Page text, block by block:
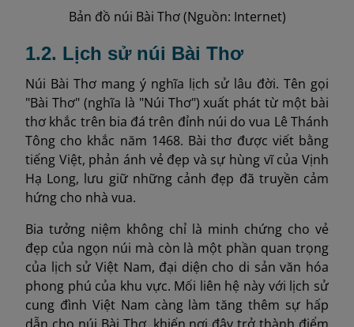
Bản đồ núi Bài Thơ (Nguồn: Internet)
1.2. Lịch sử núi Bài Thơ
Núi Bài Thơ mang ý nghĩa lịch sử lâu đời. Tên gọi
"Bài Thơ" (nghĩa là "Núi Thơ") xuất phát từ một bài
thơ khắc trên bia đá trên đỉnh núi do vua Lê Thánh
Tông cho khắc năm 1468. Bài thơ được viết bằng
tiếng Việt, phản ánh vẻ đẹp và sự hùng vĩ của Vịnh
Hạ Long, lưu giữ những cảnh đẹp đã truyền cảm
hứng cho nhà vua.
Bia tưởng niệm không chỉ là minh chứng cho vẻ
đẹp của ngọn núi mà còn là một phần quan trọng
của lịch sử Việt Nam, đại diện cho di sản văn hóa
phong phú của khu vực. Mối liên hệ này với lịch sử
cung đình Việt Nam càng làm tăng thêm sự hấp